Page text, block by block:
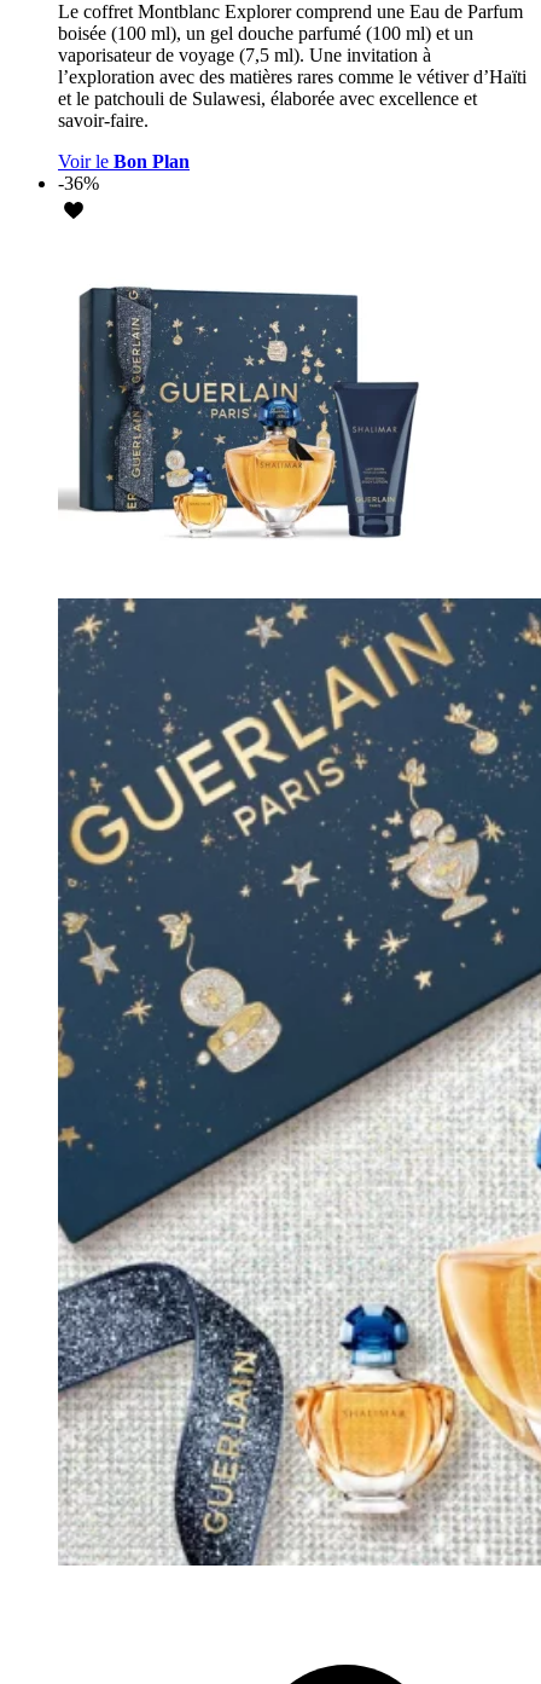
Le coffret Montblanc Explorer comprend une Eau de Parfum
boisée (100 ml), un gel douche parfumé (100 ml) et un
vaporisateur de voyage (7,5 ml). Une invitation à
l’exploration avec des matières rares comme le vétiver d’Haïti
et le patchouli de Sulawesi, élaborée avec excellence et
savoir-faire.
Voir le Bon Plan
-36%